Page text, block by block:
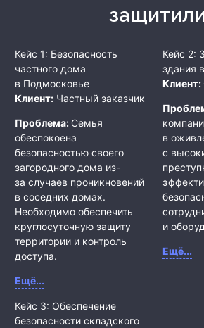
Кейс 1: Безопасность
частного дома
в Подмосковье
Клиент: Частный заказчик
Проблема: Семья
обеспокоена
безопасностью своего
загородного дома из-
за случаев проникновений
в соседних домах.
Необходимо обеспечить
круглосуточную защиту
территории и контроль
доступа.
Ещё...
Кейс 2:
здания
Клиент:
в
с
и
Ещё...
Кейс 3: Обеспечение
безопасности складского